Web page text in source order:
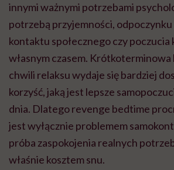
innymi ważnymi potrzebami
potrzebą przyjemności,
kontaktu społecznego czy poczucia
własnym czasem. Krótkoterminowa
chwili relaksu wydaje się bardziej
korzyść, jaką jest lepsze
dnia. Dlatego revenge bedtime
jest wyłącznie problemem
próba zaspokojenia realnych
właśnie kosztem snu.